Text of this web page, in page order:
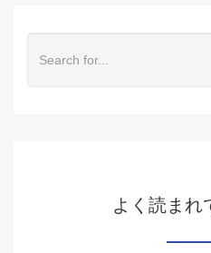
よく読まれ